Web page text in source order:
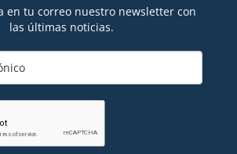
en tu correo nuestro newsletter con
las últimas noticias.